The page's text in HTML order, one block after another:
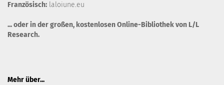
Französisch: laloiune.eu
... oder in der großen, kostenlosenOnline-Bibliothek von L/L
Research.
Mehr über...